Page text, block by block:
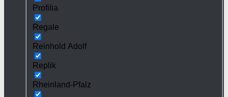
Profilia
Regale
Reinhold Adolf
Replik
Rheinland-Pfalz